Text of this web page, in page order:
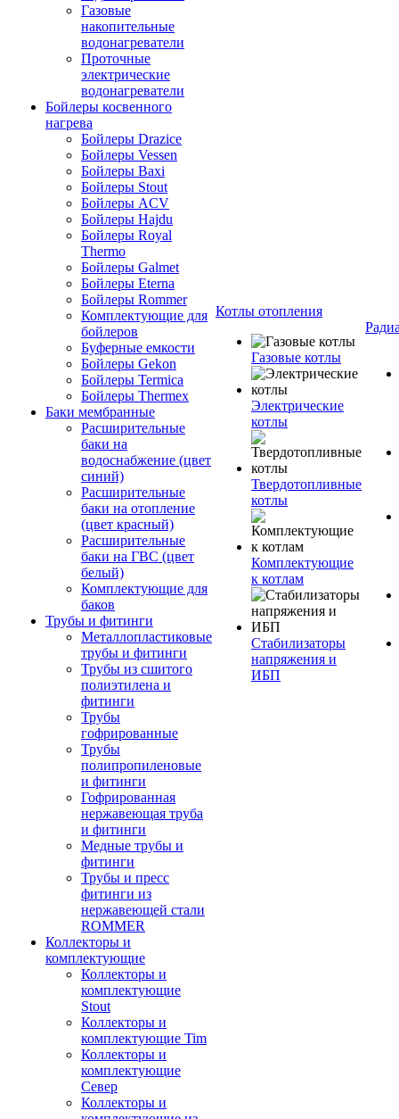
Газовые
накопительные
водонагреватели
Проточные
электрические
водонагреватели
Бойлеры косвенного
нагрева
Бойлеры Drazice
Бойлеры Vessen
Бойлеры Baxi
Бойлеры Stout
Бойлеры ACV
Бойлеры Hajdu
Бойлеры Royal
Thermo
Бойлеры Galmet
Бойлеры Eterna
Бойлеры Rommer
Комплектующие для
бойлеров
Буферные емкости
Бойлеры Gekon
Бойлеры Termica
Бойлеры Thermex
Баки мембранные
Расширительные
баки на
водоснабжение (цвет
синий)
Расширительные
баки на отопление
(цвет красный)
Расширительные
баки на ГВС (цвет
белый)
Комплектующие для
баков
Трубы и фитинги
Металлопластиковые
трубы и фитинги
Трубы из сшитого
полиэтилена и
фитинги
Трубы
гофрированные
Трубы
полипропиленовые
и фитинги
Гофрированная
нержавеющая труба
и фитинги
Медные трубы и
фитинги
Трубы и пресс
фитинги из
нержавеющей стали
ROMMER
Коллекторы и
комплектующие
Коллекторы и
комплектующие
Stout
Коллекторы и
комплектующие Tim
Коллекторы и
комплектующие
Север
Коллекторы и
Котлы отопления
Газовые котлы
Электрические
котлы
Твердотопливные
котлы
Комплектующие
к котлам
Стабилизаторы
напряжения и
ИБП